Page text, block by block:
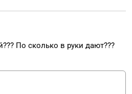
По сколько в руки дают???